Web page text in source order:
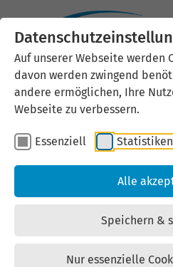
Auf unserer Webseite werden
davon werden zwingend
andere ermöglichen, Ihre
Webseite zu verbessern.
Essenziell Statistiken
Alle
Speichern &
Nur essenzielle
Externen
Wir verwenden
Website externe
zusätzliche
anzubieten. Einige
(z.B. Google
können
Mit der